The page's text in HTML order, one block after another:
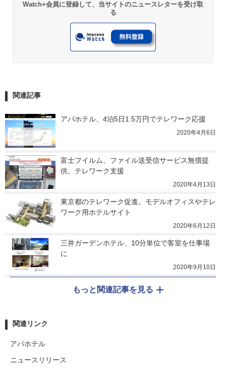
Watch+会員に登録して、当サイトのニュースレターを受け取
る
関連記事
アパホテル、4泊5日1.5万円でテレワーク応援
2020年4月6日
富士フイルム、ファイル送受信サービス無償提
供。テレワーク支援
2020年4月13日
東京都のテレワーク促進。モデルオフィスやテレ
ワーク用ホテルサイト
2020年6月12日
三井ガーデンホテル、10分単位で客室を仕事場
に
2020年9月10日
もっと関連記事を見る
関連リンク
アパホテル
ニュースリリース